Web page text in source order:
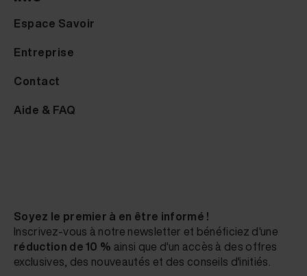
Espace Savoir
Entreprise
Contact
Aide & FAQ
Soyez le premier à en être informé !
Inscrivez-vous à notre newsletter et bénéficiez d'une
réduction de 10 % ainsi que d'un accès à des offres
exclusives, des nouveautés et des conseils d'initiés.